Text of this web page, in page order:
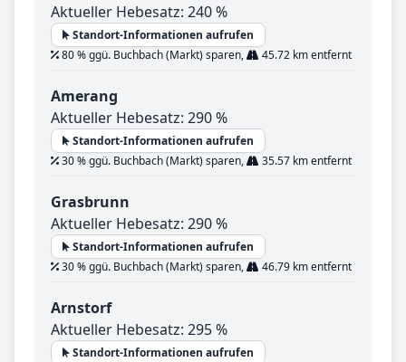
Aktueller Hebesatz: 240 %
Standort-Informationen aufrufen
80 % ggü. Buchbach (Markt) sparen,
45.72 km entfernt
Amerang
Aktueller Hebesatz: 290 %
Standort-Informationen aufrufen
30 % ggü. Buchbach (Markt) sparen,
35.57 km entfernt
Grasbrunn
Aktueller Hebesatz: 290 %
Standort-Informationen aufrufen
30 % ggü. Buchbach (Markt) sparen,
46.79 km entfernt
Arnstorf
Aktueller Hebesatz: 295 %
Standort-Informationen aufrufen